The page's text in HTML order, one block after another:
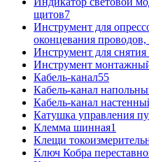
щитов7
Инструмент для
оконцевания
Инструмент для
Инструмент
Кабель-канал55
Кабель-канал
Кабель-канал
Катушка управления
Клемма шинная1
Клещи
Ключ Кобра